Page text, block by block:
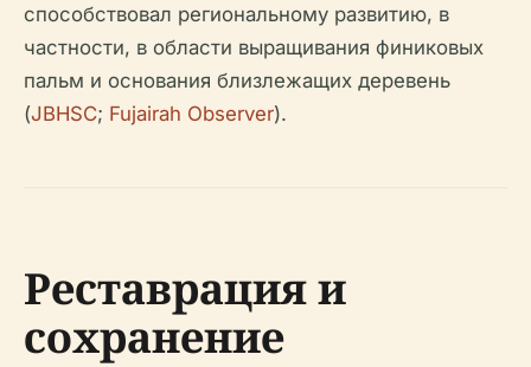
способствовал региональному развитию, в
частности, в области выращивания финиковых
пальм и основания близлежащих деревень
(JBHSC; Fujairah Observer).
Реставрация и
сохранение